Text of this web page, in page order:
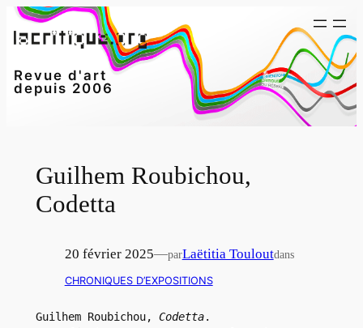
Aller
au
Revue d'art
depuis 2006
Guilhem Roubichou,
Codetta
20 février 2025—parLaëtitia Touloutdans
CHRONIQUES D’EXPOSITIONS
Guilhem Roubichou, Codetta.